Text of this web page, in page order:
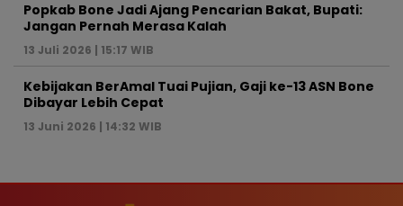
Popkab Bone Jadi Ajang Pencarian Bakat, Bupati:
Jangan Pernah Merasa Kalah
13 Juli 2026 | 15:17 WIB
Kebijakan BerAmal Tuai Pujian, Gaji ke-13 ASN Bone
Dibayar Lebih Cepat
13 Juni 2026 | 14:32 WIB